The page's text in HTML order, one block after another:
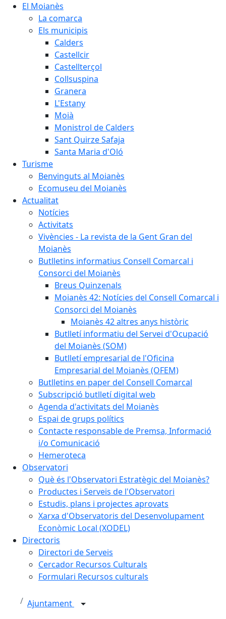
El Moianès
La comarca
Els municipis
Calders
Castellcir
Castellterçol
Collsuspina
Granera
L'Estany
Moià
Monistrol de Calders
Sant Quirze Safaja
Santa Maria d'Oló
Turisme
Benvinguts al Moianès
Ecomuseu del Moianès
Actualitat
Notícies
Activitats
Vivències - La revista de la Gent Gran del
Moianès
Butlletins informatius Consell Comarcal i
Consorci del Moianès
Breus Quinzenals
Moianès 42: Notícies del Consell Comarcal i
Consorci del Moianès
Moianès 42 altres anys històric
Butlletí informatiu del Servei d'Ocupació
del Moianès (SOM)
Butlletí empresarial de l'Oficina
Empresarial del Moianès (OFEM)
Butlletins en paper del Consell Comarcal
Subscripció butlletí digital web
Agenda d'activitats del Moianès
Espai de grups polítics
Contacte responsable de Premsa, Informació
i/o Comunicació
Hemeroteca
Observatori
Què és l'Observatori Estratègic del Moianès?
Productes i Serveis de l'Observatori
Estudis, plans i projectes aprovats
Xarxa d'Observatoris del Desenvolupament
Econòmic Local (XODEL)
Directoris
Directori de Serveis
Cercador Recursos Culturals
Formulari Recursos culturals
Ajuntament